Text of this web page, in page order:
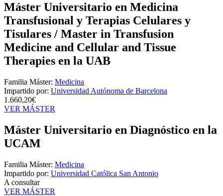
Máster Universitario en Medicina
Transfusional y Terapias Celulares y
Tisulares / Master in Transfusion
Medicine and Cellular and Tissue
Therapies en la UAB
Familia Máster: Medicina
Impartido por: Universidad Autónoma de Barcelona
1.660,20€
VER MÁSTER
Máster Universitario en Diagnóstico en la
UCAM
Familia Máster: Medicina
Impartido por: Universidad Católica San Antonio
A consultar
VER MÁSTER